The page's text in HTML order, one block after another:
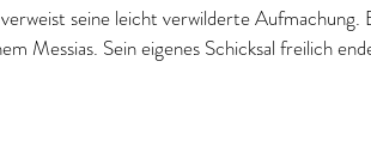
seine leicht verwilderte Aufmachung.
Messias. Sein eigenes Schicksal freilich